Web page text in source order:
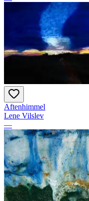
Aftenhimmel
Lene Vilslev
—